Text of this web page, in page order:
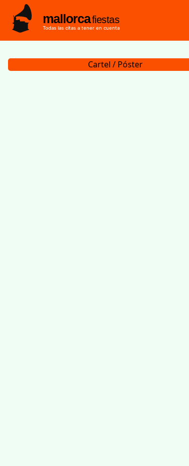
mallorcafiestas
Todas las citas a tener en cuenta
Cartel / Póster